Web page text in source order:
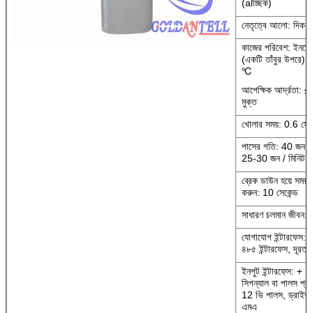
(alচ্ছিক)
নেতৃত্বে আলো: দিক
কাজের পরিবেশ:
(একটি তাঁবুর
℃
আপেক্ষিক আর্দ্রতা:
মুক্ত
খোলার সময়: 0.6
পাসের গতি: 40 জন /
25-30 জন / মিনিট
ব্রেক ডাউন হয়ে সময়
করুন: 10 সেকেন্ড
সাধারণ চলমান জীবন:
যোগাযোগ ইন্টারফেস:
৪৮৫ ইন্টারফেস,
ইনপুট ইন্টারফেস: +
সিগন্যাল বা পালস
12 ভি পালস, ড্রাইভ
এমএ